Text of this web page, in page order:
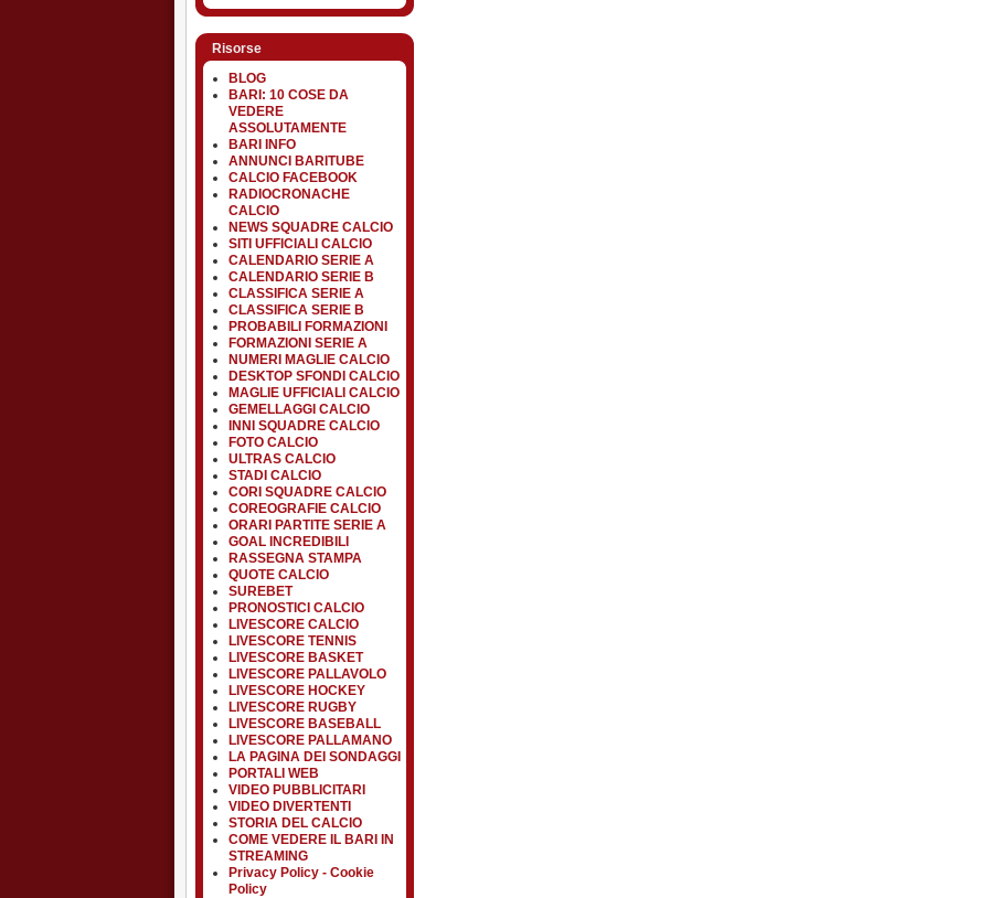
Risorse
BLOG
BARI: 10 COSE DA
VEDERE
ASSOLUTAMENTE
BARI INFO
ANNUNCI BARITUBE
CALCIO FACEBOOK
RADIOCRONACHE
CALCIO
NEWS SQUADRE CALCIO
SITI UFFICIALI CALCIO
CALENDARIO SERIE A
CALENDARIO SERIE B
CLASSIFICA SERIE A
CLASSIFICA SERIE B
PROBABILI FORMAZIONI
FORMAZIONI SERIE A
NUMERI MAGLIE CALCIO
DESKTOP SFONDI CALCIO
MAGLIE UFFICIALI CALCIO
GEMELLAGGI CALCIO
INNI SQUADRE CALCIO
FOTO CALCIO
ULTRAS CALCIO
STADI CALCIO
CORI SQUADRE CALCIO
COREOGRAFIE CALCIO
ORARI PARTITE SERIE A
GOAL INCREDIBILI
RASSEGNA STAMPA
QUOTE CALCIO
SUREBET
PRONOSTICI CALCIO
LIVESCORE CALCIO
LIVESCORE TENNIS
LIVESCORE BASKET
LIVESCORE PALLAVOLO
LIVESCORE HOCKEY
LIVESCORE RUGBY
LIVESCORE BASEBALL
LIVESCORE PALLAMANO
LA PAGINA DEI SONDAGGI
PORTALI WEB
VIDEO PUBBLICITARI
VIDEO DIVERTENTI
STORIA DEL CALCIO
COME VEDERE IL BARI IN
STREAMING
Privacy Policy - Cookie
Policy